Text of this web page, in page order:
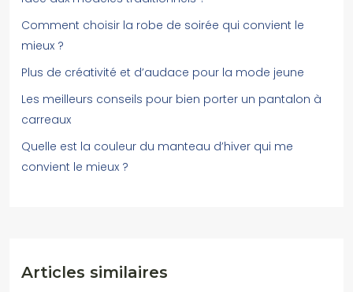
Comment choisir la robe de soirée qui convient le
mieux ?
Plus de créativité et d’audace pour la mode jeune
Les meilleurs conseils pour bien porter un pantalon à
carreaux
Quelle est la couleur du manteau d’hiver qui me
convient le mieux ?
Articles similaires